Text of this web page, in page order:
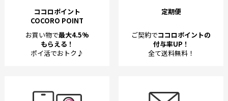
ココロポイント
COCORO POINT
お買い物で最大4.5%
もらえる！
ポイ活でおトク♪
定期便
ご契約でココロポイントの
付与率UP！
全て送料無料！